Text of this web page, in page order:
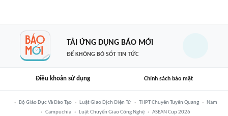
TẢI ỨNG DỤNG BÁO MỚI
ĐỂ KHÔNG BỎ SÓT TIN TỨC
Điều khoản sử dụng Chính sách bảo mật
Bộ Giáo Dục Và Đào Tạo Luật Giao Dịch Điện Tử THPT Chuyên Tuyên Quang
Năm
Campuchia
Luật Chuyển Giao Công Nghệ
ASEAN Cup 2026